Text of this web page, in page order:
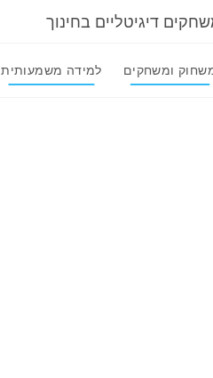
דיגיטליים בחינוך
ומשחקים למידה משמעותית